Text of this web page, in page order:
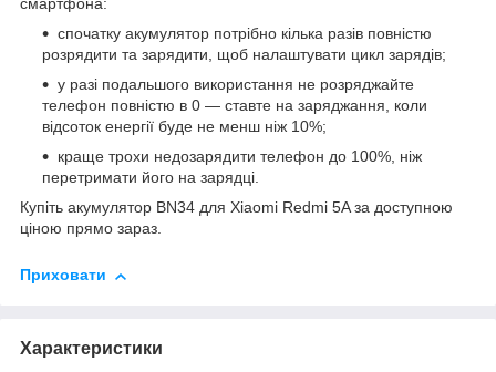
смартфона:
спочатку акумулятор потрібно кілька разів повністю
розрядити та зарядити, щоб налаштувати цикл зарядів;
у разі подальшого використання не розряджайте
телефон повністю в 0 — ставте на заряджання, коли
відсоток енергії буде не менш ніж 10%;
краще трохи недозарядити телефон до 100%, ніж
перетримати його на зарядці.
Купіть акумулятор BN34 для Xiaomi Redmi 5A за доступною
ціною прямо зараз.
Приховати
Характеристики